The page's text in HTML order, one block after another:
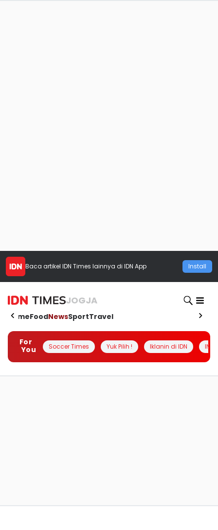
Baca artikel IDN Times lainnya di IDN App Install
JOGJA
HomeFoodNewsSportTravel
For
You
Soccer Times Yuk Pilih ! Iklanin di IDN